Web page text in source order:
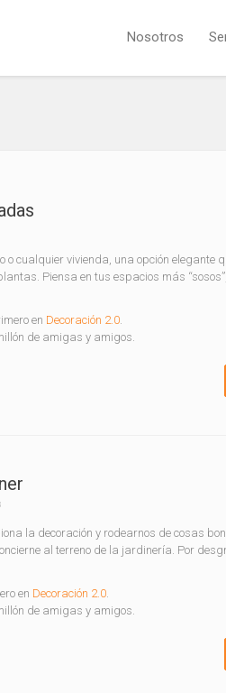
Nosotros
cualquier vivienda, una opción elegante
Piensa en tus espacios más
en Decoración 2.0.
de amigas y amigos.
la decoración y rodearnos de cosas
al terreno de la jardinería. Por
en Decoración 2.0.
de amigas y amigos.